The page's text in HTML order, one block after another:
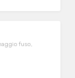
fuso,